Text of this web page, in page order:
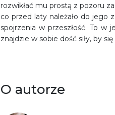
rozwikłać mu prostą z pozoru
co przed laty należało do jego
spojrzenia w przeszłość. To w
znajdzie w sobie dość siły, by
O autorze